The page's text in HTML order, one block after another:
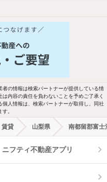
ます！
2階以上
ペット相談
独立洗面台
都市ガス
オートロック
の情報は検索パートナーが提供している情
内容の責任を負わないことを予めご了承く
人情報は、検索パートナーが取得し、同社
。
賃貸 山梨県 南都留郡富士
ニフティ不動産アプリ